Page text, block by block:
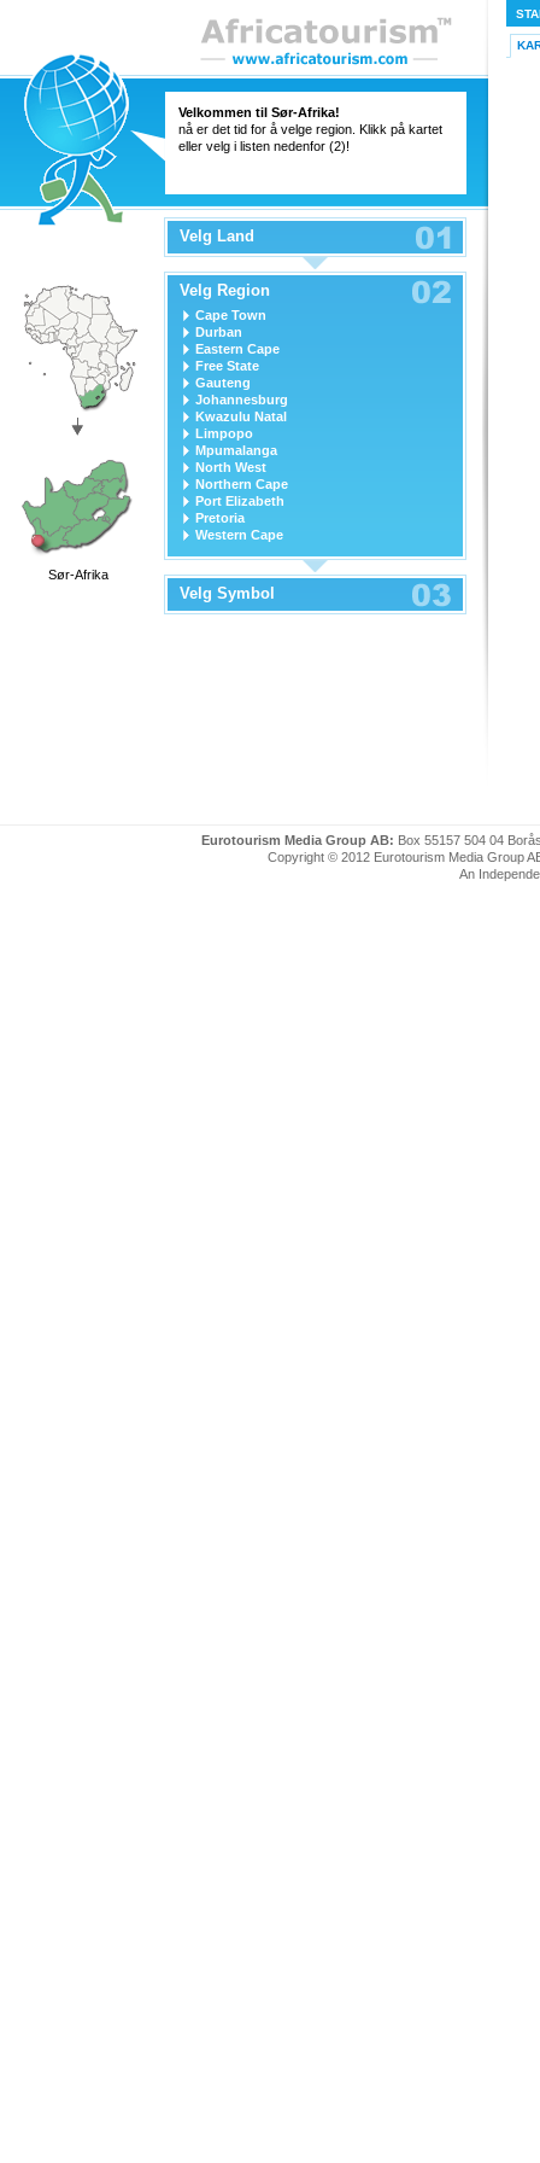
Velkommen til Sør-Afrika!
nå er det tid for å velge region. Klikk på kartet
eller velg i listen nedenfor (2)!
Sør-Afrika
Velg Land
Velg Region
Cape Town
Durban
Eastern Cape
Free State
Gauteng
Johannesburg
Kwazulu Natal
Limpopo
Mpumalanga
North West
Northern Cape
Port Elizabeth
Pretoria
Western Cape
Velg Symbol
Eurotourism Media Group AB: Box 55157 504 04
Copyright © 2012 Eurotourism Media Group
An